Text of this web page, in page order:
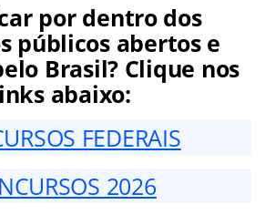
por dentro dos
públicos abertos e
Brasil? Clique nos
abaixo:
FEDERAIS
2026